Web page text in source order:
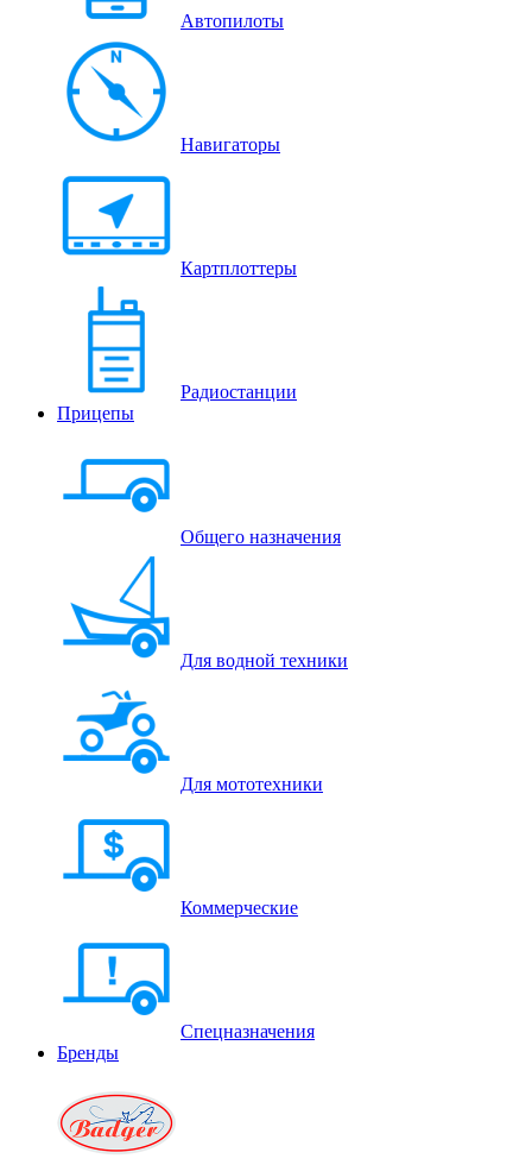
Автопилоты
Навигаторы
Картплоттеры
Радиостанции
Прицепы
Общего назначения
Для водной техники
Для мототехники
Коммерческие
Спецназначения
Бренды